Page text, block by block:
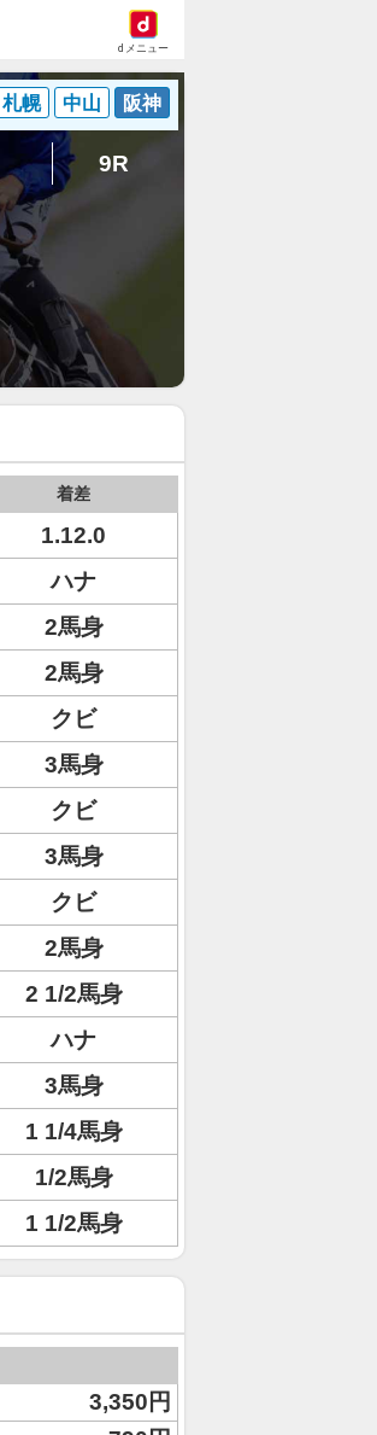
dメニュー
札幌 中山 阪神
9R
着差
1.12.0
ハナ
2馬身
2馬身
クビ
3馬身
クビ
3馬身
クビ
2馬身
2 1/2馬身
ハナ
3馬身
1 1/4馬身
1/2馬身
1 1/2馬身
3,350円